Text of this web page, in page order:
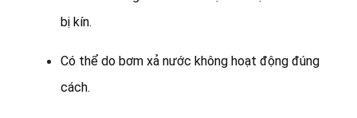
bị kín.
Có thể do bơm xả nước không hoạt động đúng
cách.